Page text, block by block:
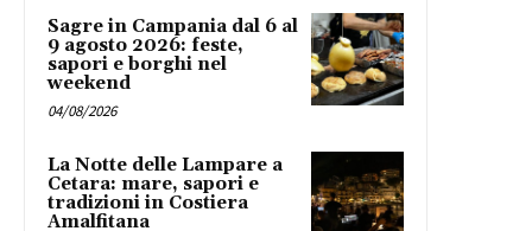
Sagre in Campania dal 6 al
9 agosto 2026: feste,
sapori e borghi nel
weekend
04/08/2026
La Notte delle Lampare a
Cetara: mare, sapori e
tradizioni in Costiera
Amalfitana